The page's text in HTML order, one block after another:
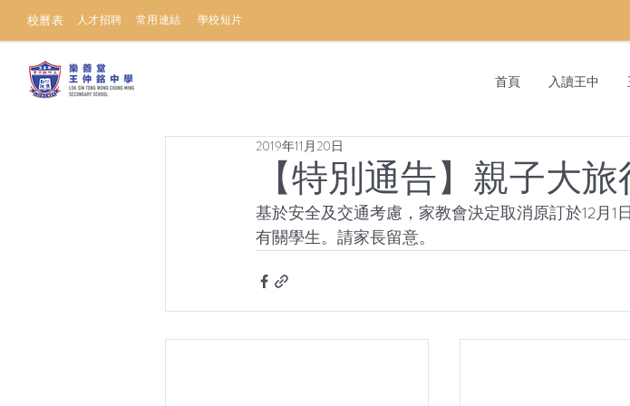
常用連結
人才招聘
校曆表 學校短片
首頁 入讀王中
【特別通告】親子大
2019年11月20日
基於安全及交通考慮，家教會決定取消原訂於12月
有關學生。請家長留意。